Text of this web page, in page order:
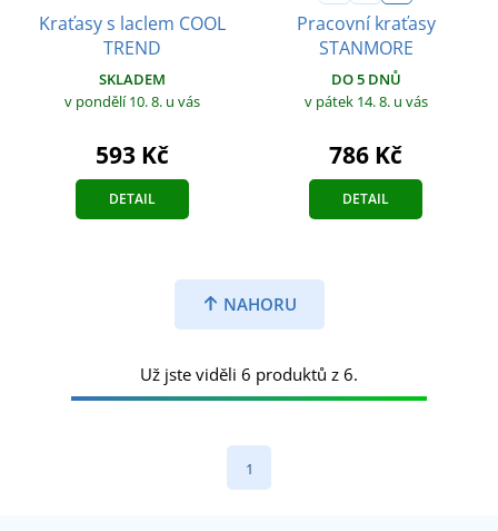
Kraťasy s laclem COOL
TREND
SKLADEM
v pondělí 10. 8. u vás
593 Kč
DETAIL
Pracovní kraťasy
STANMORE
DO 5 DNŮ
v pátek 14. 8. u vás
786 Kč
DETAIL
NAHORU
Už jste viděli 6 produktů z 6.
1